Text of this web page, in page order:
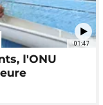
01:47
l'ONU